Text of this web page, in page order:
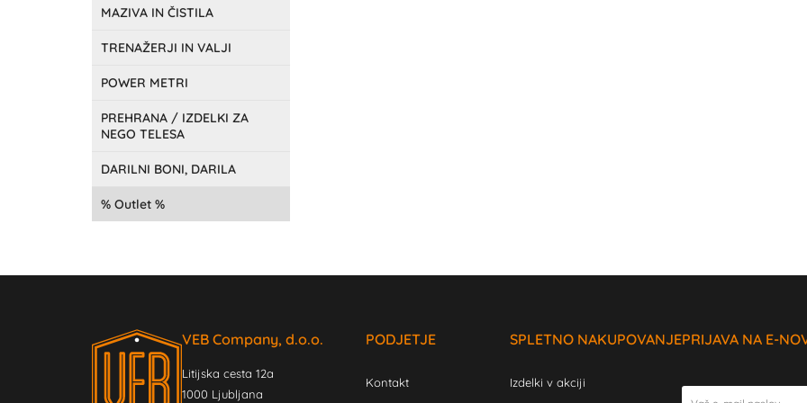
MAZIVA IN ČISTILA
TRENAŽERJI IN VALJI
POWER METRI
PREHRANA / IZDELKI ZA
NEGO TELESA
DARILNI BONI, DARILA
Outlet
VEB Company, d.o.o.
Litijska cesta 12a
1000 Ljubljana
PODJETJE
Kontakt
SPLETNO NAKUPOVANJE
Izdelki v akciji
PRIJAVA NA E-